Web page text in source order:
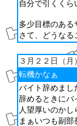
自分で引くくら
多少目標のある
さて、どうなる
３月２２日（月）
転機かなぁ
バイト辞めまし
辞めるときにバ
人望厚いのかし
まぁいつも副部